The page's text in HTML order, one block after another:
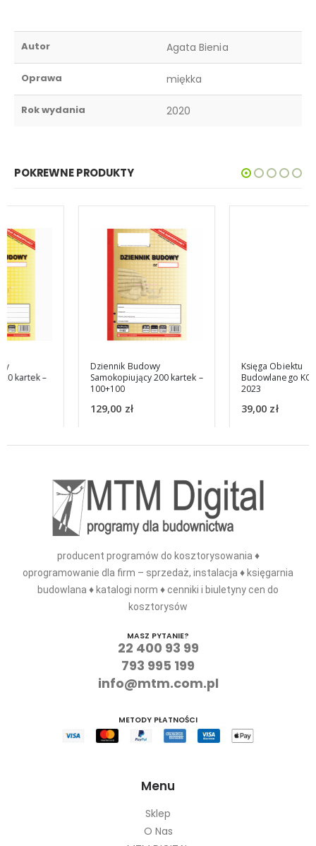
Autor Agata Bienia
Oprawa miękka
Rok wydania 2020
POKREWNE PRODUKTY
Dziennik Budowy
Samokopiujący 200 kartek –
Budowlanego KOB – wyd.
producent programów do kosztorysowania ♦
oprogramowanie dla firm – sprzedaż, instalacja ♦ księgarnia
budowlana ♦ katalogi norm ♦ cenniki i biuletyny cen do
kosztorysów
MASZ PYTANIE?
22 400 93 99
793 995 199
info@mtm.com.pl
METODY PŁATNOŚCI
Menu
Sklep
O Nas